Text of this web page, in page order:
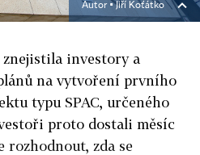
Autor ▪Jiří Koťátko
investory a
na vytvoření prvního
typu SPAC, určeného
proto dostali měsíc
rozhodnout, zda se